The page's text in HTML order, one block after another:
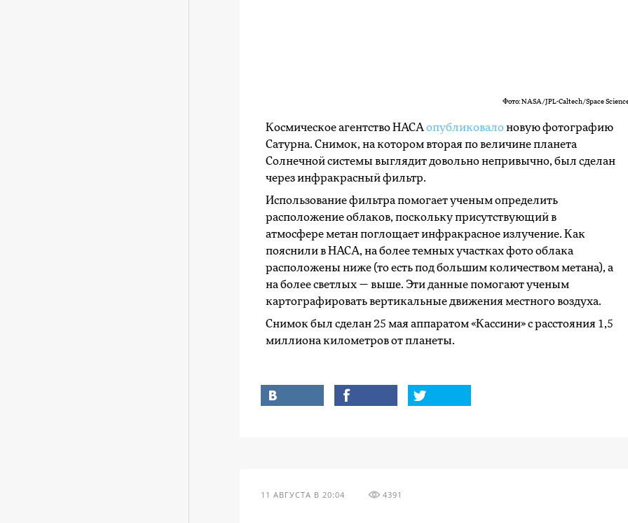
Фото: NASA/JPL-Caltech/Space
Космическое агентство НАСА опубликовалоновую фотографию
Сатурна. Снимок, на котором вторая по величине планета
Солнечной системы выглядит довольно непривычно, был сделан
через инфракрасный фильтр.
Использование фильтра помогает ученым определить
расположение облаков, поскольку присутствующий в
атмосфере метан поглощает инфракрасное излучение. Как
пояснили в НАСА, на более темных участках фото облака
расположены ниже (то есть под большим количеством метана), а
на более светлых — выше. Эти данные помогают ученым
картографировать вертикальные движения местного воздуха.
Снимок был сделан 25 мая аппаратом «Кассини» с расстояния 1,5
миллиона километров от планеты.
11 АВГУСТА В 20:04 4391